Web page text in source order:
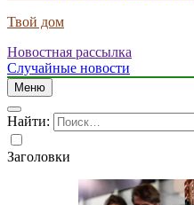
Твой дом
Новостная рассылка
Случайные новости
Меню
Найти:
Заголовки